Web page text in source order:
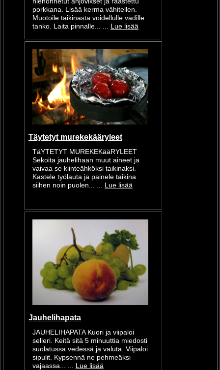
porkkana. Lisää kerma vähitellen.
Muotoile taikinasta voidellulle vadille
tanko. Laita pinnalle... ... Lue lisää
Täytetyt murekekääryleet
TäYTETYT MUREKEKääRYLEET
Sekoita jauhelihaan muut aineet ja
vaivaa se kiinteähköksi taikinaksi.
Kastele työlauta ja painele taikina
siihen noin puolen... ...
Lue lisää
Jauhelihapata
JAUHELIHAPATA Kuori ja viipaloi
selleri. Keitä sitä 5 minuuttia miedosti
suolatussa vedessä ja valuta. Viipaloi
sipulit. Kypsennä ne pehmeäksi
vajaassa... ... Lue lisää